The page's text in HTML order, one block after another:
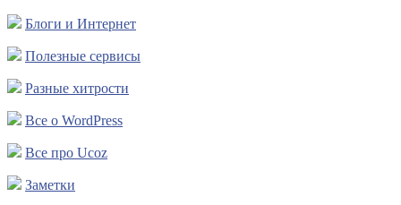
Блоги и Интернет
Полезные сервисы
Разные хитрости
Все о WordPress
Все про Ucoz
Заметки